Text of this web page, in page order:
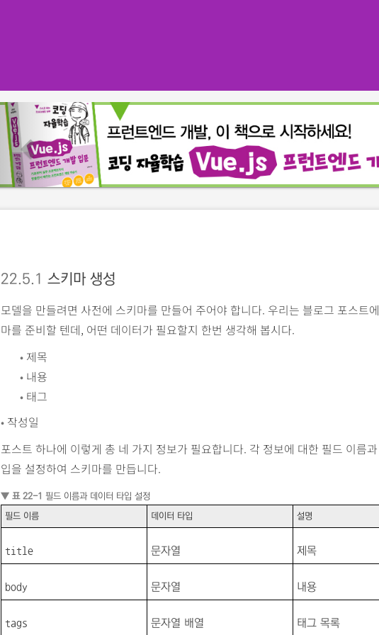
e
v
i
o
22.5.1 스키마 생성
모델을 만들려면 사전에 스키마를 만들어 주어야 합니다. 우리는 블로그 포스트
마를 준비할 텐데, 어떤 데이터가 필요할지 한번 생각해 봅시다.
• 제목
• 내용
• 태그
•작성일
포스트 하나에 이렇게 총 네 가지 정보가 필요합니다. 각 정보에 대한 필드 이름
입을 설정하여 스키마를 만듭니다.
▼ 표 22-1 필드 이름과 데이터 타입 설정
필드 이름
데이터 타입 설명
title 문자열 제목
body 문자열 내용
tags 문자열 배열 태그 목록